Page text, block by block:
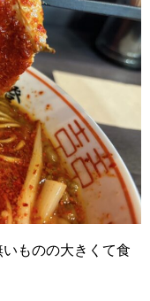
ものの大きくて食